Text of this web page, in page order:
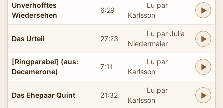
Unverhofftes
Wiedersehen
6:29
Lu par
Karlsson
Das Urteil 27:23
Lu par Julia
Niedermaier
[Ringparabel] (aus:
Decamerone)
7:11
Lu par
Karlsson
Das Ehepaar Quint 21:32
Lu par
Karlsson